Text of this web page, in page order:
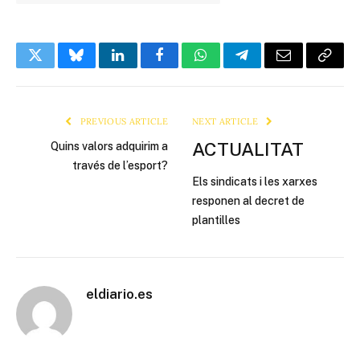
TwitterBlueskyLinkedInFacebookWhatsAppTelegramEmail Copy
PREVIOUS ARTICLE
Quins valors adquirim a
través de l’esport?
NEXT ARTICLE
ACTUALITAT
Els sindicats i les xarxes
responen al decret de
plantilles
eldiario.es